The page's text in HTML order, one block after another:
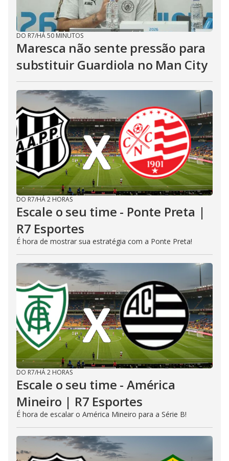
DO R7/HÁ 50 MINUTOS
Maresca não sente pressão para
substituir Guardiola no Man City
DO R7/HÁ 2 HORAS
Escale o seu time - Ponte Preta |
R7 Esportes
É hora de mostrar sua estratégia com a Ponte Preta!
DO R7/HÁ 2 HORAS
Escale o seu time - América
Mineiro | R7 Esportes
É hora de escalar o América Mineiro para a Série B!